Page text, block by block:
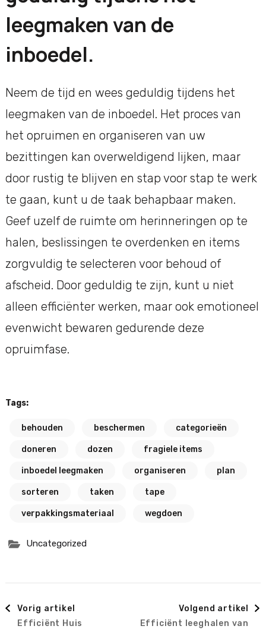
leegmaken van de
inboedel.
Neem de tijd en wees geduldig tijdens het
leegmaken van de inboedel. Het proces van
het opruimen en organiseren van uw
bezittingen kan overweldigend lijken, maar
door rustig te blijven en stap voor stap te werk
te gaan, kunt u de taak behapbaar maken.
Geef uzelf de ruimte om herinneringen op te
halen, beslissingen te overdenken en items
zorgvuldig te selecteren voor behoud of
afscheid. Door geduldig te zijn, kunt u niet
alleen efficiënter werken, maar ook emotioneel
evenwicht bewaren gedurende deze
opruimfase.
Tags:
behouden beschermen categorieën
doneren dozen fragiele items
inboedel leegmaken organiseren plan
sorteren taken tape
verpakkingsmateriaal wegdoen
Uncategorized
Berichtnavigatie
Vorig artikel
Efficiënt Huis
Volgend artikel
Efficiënt leeghalen van